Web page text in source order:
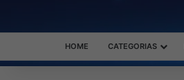
HOME CATEGORIAS